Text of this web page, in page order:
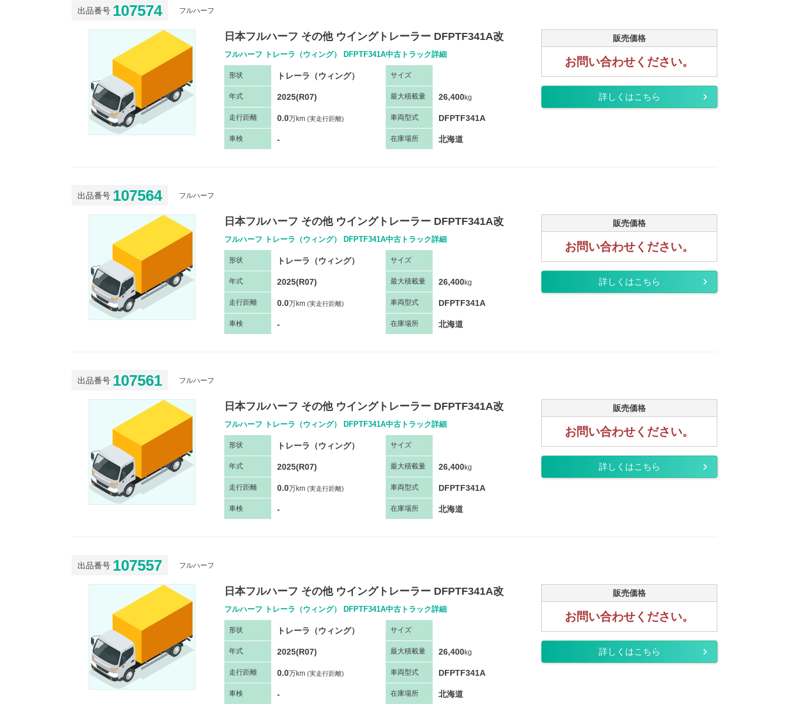
出品番号 107574 フルハーフ
日本フルハーフ その他 ウイングトレーラー DFPTF341A改
フルハーフ トレーラ（ウィング） DFPTF341A中古トラック詳細
形状 トレーラ（ウィング） サイズ
年式 2025(R07) 最大積載量 26,400kg
走行距離 0.0万km (実走行距離) 車両型式 DFPTF341A
車検 - 在庫場所 北海道
販売価格
お問い合わせください。
詳しくはこちら
出品番号 107564 フルハーフ
日本フルハーフ その他 ウイングトレーラー DFPTF341A改
フルハーフ トレーラ（ウィング） DFPTF341A中古トラック詳細
形状 トレーラ（ウィング） サイズ
年式 2025(R07) 最大積載量 26,400kg
走行距離 0.0万km (実走行距離) 車両型式 DFPTF341A
車検 - 在庫場所 北海道
販売価格
お問い合わせください。
詳しくはこちら
出品番号 107561 フルハーフ
日本フルハーフ その他 ウイングトレーラー DFPTF341A改
フルハーフ トレーラ（ウィング） DFPTF341A中古トラック詳細
形状 トレーラ（ウィング） サイズ
年式 2025(R07) 最大積載量 26,400kg
走行距離 0.0万km (実走行距離) 車両型式 DFPTF341A
車検 - 在庫場所 北海道
販売価格
お問い合わせください。
詳しくはこちら
出品番号 107557 フルハーフ
日本フルハーフ その他 ウイングトレーラー DFPTF341A改
フルハーフ トレーラ（ウィング） DFPTF341A中古トラック詳細
形状 トレーラ（ウィング） サイズ
年式 2025(R07) 最大積載量 26,400kg
走行距離 0.0万km (実走行距離) 車両型式 DFPTF341A
車検 - 在庫場所 北海道
販売価格
お問い合わせください。
詳しくはこちら